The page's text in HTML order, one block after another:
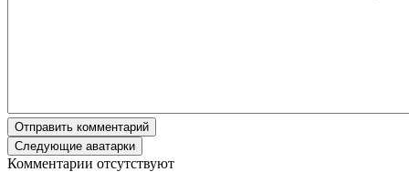
Отправить комментарий
Следующие аватарки
Комментарии отсутствуют